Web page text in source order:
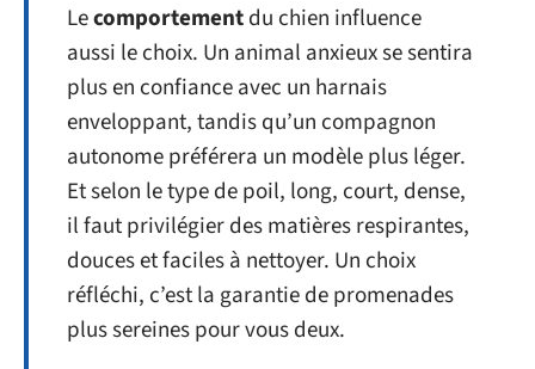
Lecomportementdu chien influence
aussi le choix. Un animal anxieux se sentira
plus en confiance avec un harnais
enveloppant, tandis qu’un compagnon
autonome préférera un modèle plus léger.
Et selon le type de poil, long, court, dense,
il faut privilégier des matières respirantes,
douces et faciles à nettoyer. Un choix
réfléchi, c’est la garantie de promenades
plus sereines pour vous deux.